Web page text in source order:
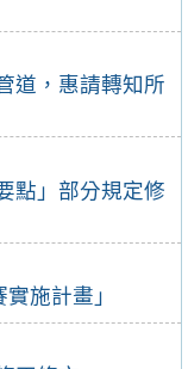
道，惠請轉知所
點」部分規定修
施計畫」